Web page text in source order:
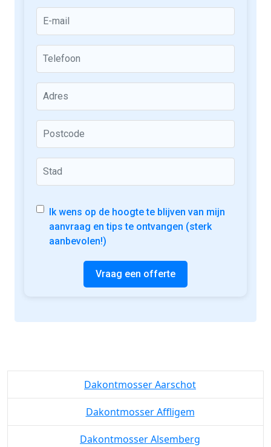
Ik wens op de hoogte te blijven van mijn
aanvraag en tips te ontvangen (sterk
aanbevolen!)
Vraag een offerte
Dakontmosser Aarschot
Dakontmosser Affligem
Dakontmosser Alsemberg